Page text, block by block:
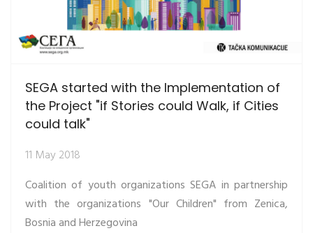
SEGA started with the Implementation of
the Project "if Stories could Walk, if Cities
could talk"
11 May 2018
Coalition of youth organizations SEGA in partnership
with the organizations "Our Children" from Zenica,
Bosnia and Herzegovina